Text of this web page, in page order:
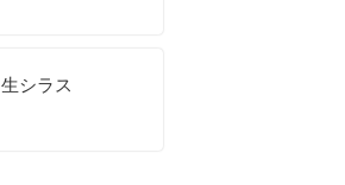
生シラス